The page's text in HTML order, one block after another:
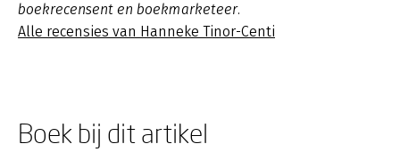
boekrecensent en boekmarketeer.
Alle recensies van Hanneke Tinor-Centi
Boek bij dit artikel